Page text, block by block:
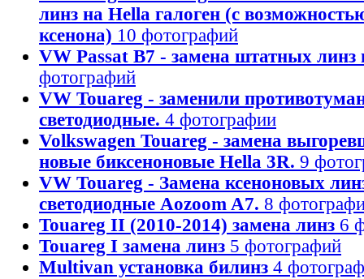
линз на Hella галоген (с
ксенона) 10 фотографий
VW Passat B7 - замена штатных линз
фотографий
VW Touareg - заменили
светодиодные. 4 фотографии
Volkswagen Touareg - замена
новые биксеноновые Hella 3R. 9
VW Touareg - Замена ксеноновых
светодиодные Aozoom A7. 8
Touareg II (2010-2014) замена линз 6
Touareg I замена линз 5 фотографий
Multivan установка билинз 4